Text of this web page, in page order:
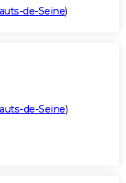
de-Seine)
de-Seine)